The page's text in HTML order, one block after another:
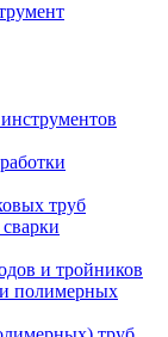
труб
и тройников
полимерных